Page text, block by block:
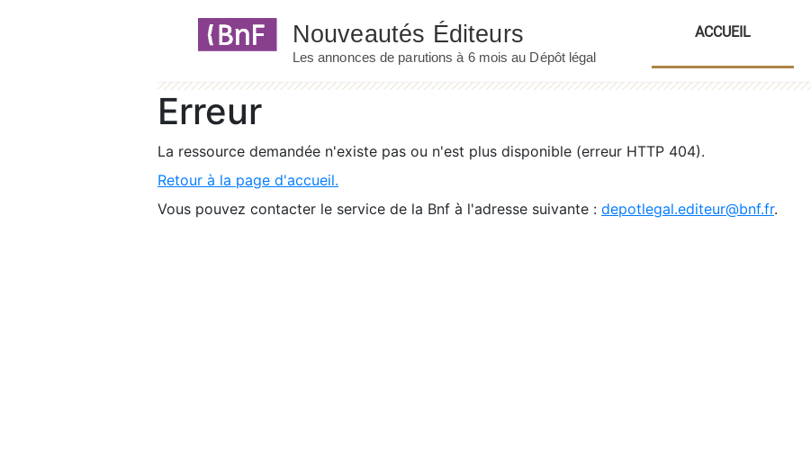
ACCUEIL
Erreur
La ressource demandée n'existe pas ou n'est plus disponible (erreur HTTP 404).
Retour à la page d'accueil.
Vous pouvez contacter le service de la Bnf à l'adresse suivante : depotlegal.editeur@bnf.fr.